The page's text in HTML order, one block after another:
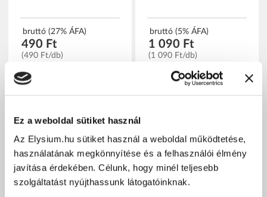
Ez a weboldal sütiket használ
Az Elysium.hu sütiket használ a weboldal működtetése,
használatának megkönnyítése és a felhasználói élmény
javítása érdekében. Célunk, hogy minél teljesebb
szolgáltatást nyújthassunk látogatóinknak.
bruttó (27% ÁFA)
490 Ft
(490 Ft/db)
bruttó (5% ÁFA)
1 090 Ft
(1 090 Ft/db)